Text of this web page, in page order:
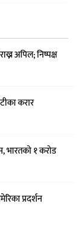
अपिल; निष्पक्ष
करार
भारतको १ करोड
प्रदर्शन